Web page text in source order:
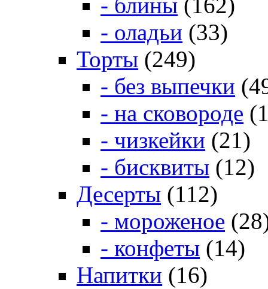
- оладьи (33)
Торты (249)
- без выпечки
- на сковороде
- чизкейки (21)
- бисквиты (12)
Десерты (112)
- мороженое
- конфеты (14)
Напитки (16)